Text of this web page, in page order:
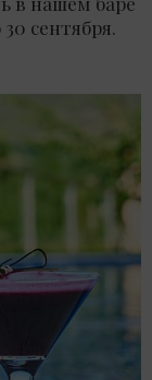
сентября.